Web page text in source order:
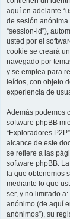
aquí en adelante
de sesión
“session-id”),
usted por el
cookie se creará
navegado por
y se emplea para
leídos, con objeto
experiencia de
Además podemos
software phpBB
“Exploradores
alcance de este
se refiere a las
software phpBB.
la que obtenemos
mediante lo que
ser, y no limitado
anónimo (de aquí
anónimos”), su